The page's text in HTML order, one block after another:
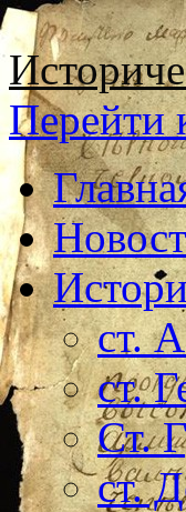
Перейти
ст.
ст.
Ст.
ст.